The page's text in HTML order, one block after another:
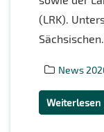
(LRK).
News
Weiterlesen